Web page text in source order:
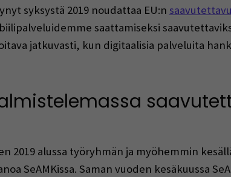
syksystä 2019 noudattaa EU:n
saattamiseksi
jatkuvasti, kun digitaalisia palveluita
2019 alussa työryhmän ja myöhemmin
SeAMKissa. Saman vuoden kesäkuussa